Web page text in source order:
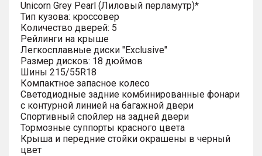
Unicorn Grey Pearl (Лиловый перламутр)*
Тип кузова: кроссовер
Количество дверей: 5
Рейлинги на крыше
Легкосплавные диски "Exclusive"
Размер дисков: 18 дюймов
Шины 215/55R18
Компактное запасное колесо
Светодиодные задние комбинированные фонари
с контурной линией на багажной двери
Спортивный спойлер на задней двери
Тормозные суппорты красного цвета
Крыша и передние стойки окрашены в черный
цвет